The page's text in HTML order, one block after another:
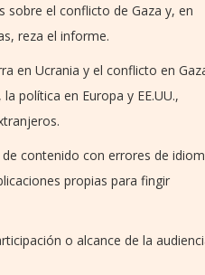
sobre el conflicto de Gaza y, en
reza el informe.
en Ucrania y el conflicto en
política en Europa y EE.UU.,
contenido con errores de
propias para fingir
o alcance de la